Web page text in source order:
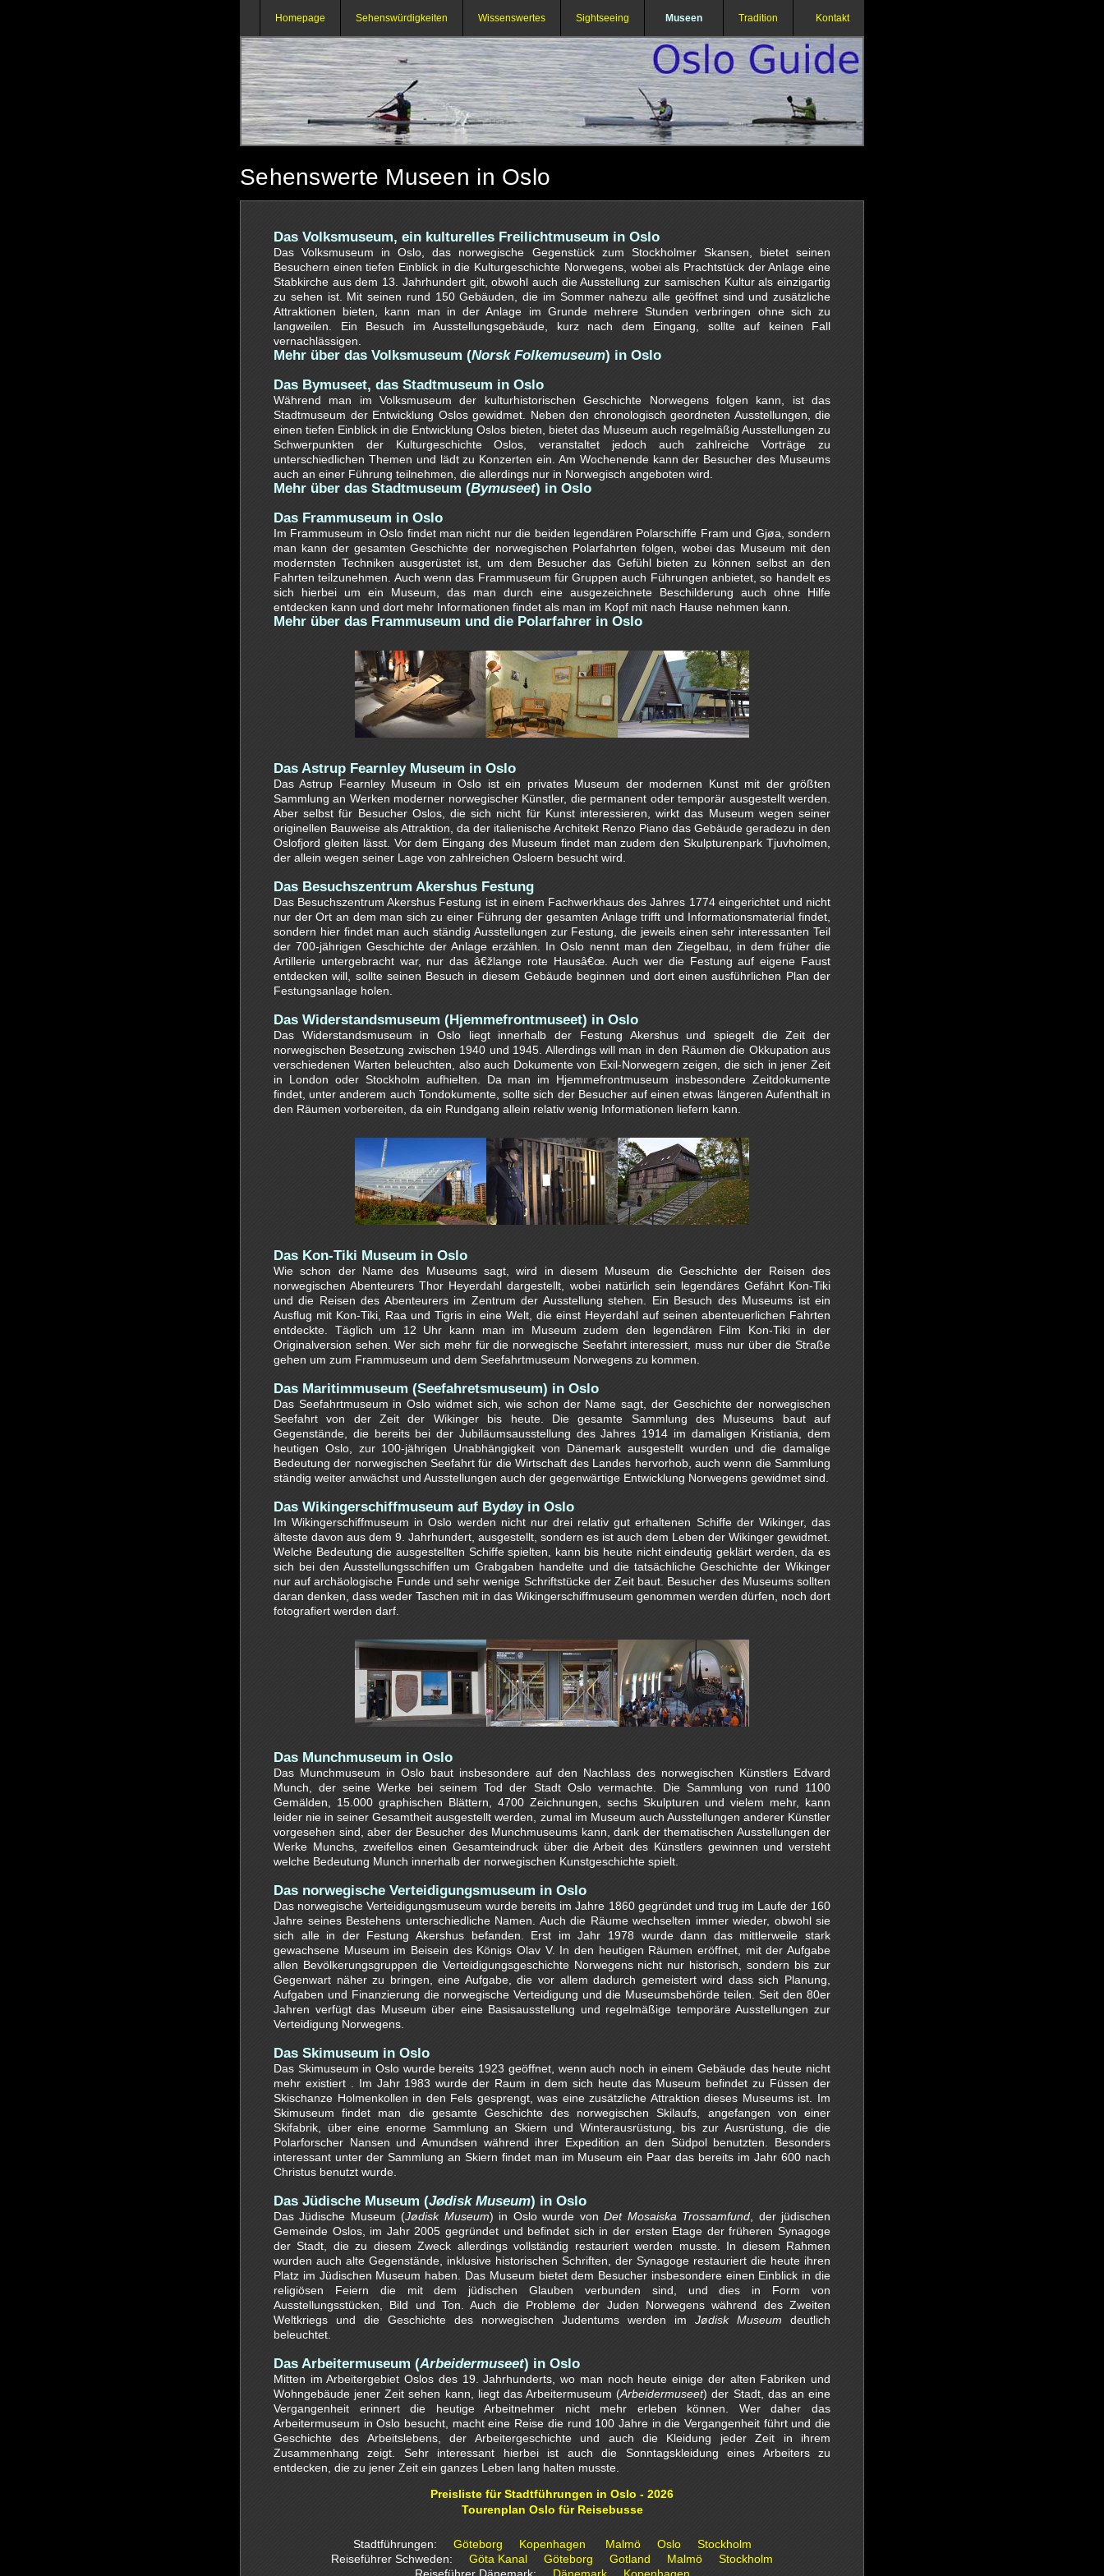
Kontakt
Tradition
Museen
Sightseeing
Wissenswertes
Sehenswürdigkeiten
Homepage
Sehenswerte Museen in Oslo
Das Volksmuseum, ein kulturelles Freilichtmuseum in Oslo
Das Volksmuseum in Oslo, das norwegische Gegenstück zum Stockholmer Skansen, bietet seinen
Besuchern einen tiefen Einblick in die Kulturgeschichte Norwegens, wobei als Prachtstück der Anlage eine
Stabkirche aus dem 13. Jahrhundert gilt, obwohl auch die Ausstellung zur samischen Kultur als einzigartig
zu sehen ist. Mit seinen rund 150 Gebäuden, die im Sommer nahezu alle geöffnet sind und zusätzliche
Attraktionen bieten, kann man in der Anlage im Grunde mehrere Stunden verbringen ohne sich zu
langweilen. Ein Besuch im Ausstellungsgebäude, kurz nach dem Eingang, sollte auf keinen Fall
vernachlässigen.
Mehr über das Volksmuseum (Norsk Folkemuseum) in Oslo
Das Bymuseet, das Stadtmuseum in Oslo
Während man im Volksmuseum der kulturhistorischen Geschichte Norwegens folgen kann, ist das
Stadtmuseum der Entwicklung Oslos gewidmet. Neben den chronologisch geordneten Ausstellungen, die
einen tiefen Einblick in die Entwicklung Oslos bieten, bietet das Museum auch regelmäßig Ausstellungen zu
Schwerpunkten der Kulturgeschichte Oslos, veranstaltet jedoch auch zahlreiche Vorträge zu
unterschiedlichen Themen und lädt zu Konzerten ein. Am Wochenende kann der Besucher des Museums
auch an einer Führung teilnehmen, die allerdings nur in Norwegisch angeboten wird.
Mehr über das Stadtmuseum (Bymuseet) in Oslo
Das Frammuseum in Oslo
Im Frammuseum in Oslo findet man nicht nur die beiden legendären Polarschiffe Fram und Gjøa, sondern
man kann der gesamten Geschichte der norwegischen Polarfahrten folgen, wobei das Museum mit den
modernsten Techniken ausgerüstet ist, um dem Besucher das Gefühl bieten zu können selbst an den
Fahrten teilzunehmen. Auch wenn das Frammuseum für Gruppen auch Führungen anbietet, so handelt es
sich hierbei um ein Museum, das man durch eine ausgezeichnete Beschilderung auch ohne Hilfe
entdecken kann und dort mehr Informationen findet als man im Kopf mit nach Hause nehmen kann.
Mehr über das Frammuseum und die Polarfahrer in Oslo
Das Astrup Fearnley Museum in Oslo
Das Astrup Fearnley Museum in Oslo ist ein privates Museum der modernen Kunst mit der größten
Sammlung an Werken moderner norwegischer Künstler, die permanent oder temporär ausgestellt werden.
Aber selbst für Besucher Oslos, die sich nicht für Kunst interessieren, wirkt das Museum wegen seiner
originellen Bauweise als Attraktion, da der italienische Architekt Renzo Piano das Gebäude geradezu in den
Oslofjord gleiten lässt. Vor dem Eingang des Museum findet man zudem den Skulpturenpark Tjuvholmen,
der allein wegen seiner Lage von zahlreichen Osloern besucht wird.
Das Besuchszentrum Akershus Festung
Das Besuchszentrum Akershus Festung ist in einem Fachwerkhaus des Jahres 1774 eingerichtet und nicht
nur der Ort an dem man sich zu einer Führung der gesamten Anlage trifft und Informationsmaterial findet,
sondern hier findet man auch ständig Ausstellungen zur Festung, die jeweils einen sehr interessanten Teil
der 700-jährigen Geschichte der Anlage erzählen. In Oslo nennt man den Ziegelbau, in dem früher die
Artillerie untergebracht war, nur das â€žlange rote Hausâ€œ. Auch wer die Festung auf eigene Faust
entdecken will, sollte seinen Besuch in diesem Gebäude beginnen und dort einen ausführlichen Plan der
Festungsanlage holen.
Das Widerstandsmuseum (Hjemmefrontmuseet) in Oslo
Das Widerstandsmuseum in Oslo liegt innerhalb der Festung Akershus und spiegelt die Zeit der
norwegischen Besetzung zwischen 1940 und 1945. Allerdings will man in den Räumen die Okkupation aus
verschiedenen Warten beleuchten, also auch Dokumente von Exil-Norwegern zeigen, die sich in jener Zeit
in London oder Stockholm aufhielten. Da man im Hjemmefrontmuseum insbesondere Zeitdokumente
findet, unter anderem auch Tondokumente, sollte sich der Besucher auf einen etwas längeren Aufenthalt in
den Räumen vorbereiten, da ein Rundgang allein relativ wenig Informationen liefern kann.
Das Kon-Tiki Museum in Oslo
Wie schon der Name des Museums sagt, wird in diesem Museum die Geschichte der Reisen des
norwegischen Abenteurers Thor Heyerdahl dargestellt, wobei natürlich sein legendäres Gefährt Kon-Tiki
und die Reisen des Abenteurers im Zentrum der Ausstellung stehen. Ein Besuch des Museums ist ein
Ausflug mit Kon-Tiki, Raa und Tigris in eine Welt, die einst Heyerdahl auf seinen abenteuerlichen Fahrten
entdeckte. Täglich um 12 Uhr kann man im Museum zudem den legendären Film Kon-Tiki in der
Originalversion sehen. Wer sich mehr für die norwegische Seefahrt interessiert, muss nur über die Straße
gehen um zum Frammuseum und dem Seefahrtmuseum Norwegens zu kommen.
Das Maritimmuseum (Seefahretsmuseum) in Oslo
Das Seefahrtmuseum in Oslo widmet sich, wie schon der Name sagt, der Geschichte der norwegischen
Seefahrt von der Zeit der Wikinger bis heute. Die gesamte Sammlung des Museums baut auf
Gegenstände, die bereits bei der Jubiläumsausstellung des Jahres 1914 im damaligen Kristiania, dem
heutigen Oslo, zur 100-jährigen Unabhängigkeit von Dänemark ausgestellt wurden und die damalige
Bedeutung der norwegischen Seefahrt für die Wirtschaft des Landes hervorhob, auch wenn die Sammlung
ständig weiter anwächst und Ausstellungen auch der gegenwärtige Entwicklung Norwegens gewidmet sind.
Das Wikingerschiffmuseum auf Bydøy in Oslo
Im Wikingerschiffmuseum in Oslo werden nicht nur drei relativ gut erhaltenen Schiffe der Wikinger, das
älteste davon aus dem 9. Jahrhundert, ausgestellt, sondern es ist auch dem Leben der Wikinger gewidmet.
Welche Bedeutung die ausgestellten Schiffe spielten, kann bis heute nicht eindeutig geklärt werden, da es
sich bei den Ausstellungsschiffen um Grabgaben handelte und die tatsächliche Geschichte der Wikinger
nur auf archäologische Funde und sehr wenige Schriftstücke der Zeit baut. Besucher des Museums sollten
daran denken, dass weder Taschen mit in das Wikingerschiffmuseum genommen werden dürfen, noch dort
fotografiert werden darf.
Das Munchmuseum in Oslo
Das Munchmuseum in Oslo baut insbesondere auf den Nachlass des norwegischen Künstlers Edvard
Munch, der seine Werke bei seinem Tod der Stadt Oslo vermachte. Die Sammlung von rund 1100
Gemälden, 15.000 graphischen Blättern, 4700 Zeichnungen, sechs Skulpturen und vielem mehr, kann
leider nie in seiner Gesamtheit ausgestellt werden, zumal im Museum auch Ausstellungen anderer Künstler
vorgesehen sind, aber der Besucher des Munchmuseums kann, dank der thematischen Ausstellungen der
Werke Munchs, zweifellos einen Gesamteindruck über die Arbeit des Künstlers gewinnen und versteht
welche Bedeutung Munch innerhalb der norwegischen Kunstgeschichte spielt.
Das norwegische Verteidigungsmuseum in Oslo
Das norwegische Verteidigungsmuseum wurde bereits im Jahre 1860 gegründet und trug im Laufe der 160
Jahre seines Bestehens unterschiedliche Namen. Auch die Räume wechselten immer wieder, obwohl sie
sich alle in der Festung Akershus befanden. Erst im Jahr 1978 wurde dann das mittlerweile stark
gewachsene Museum im Beisein des Königs Olav V. In den heutigen Räumen eröffnet, mit der Aufgabe
allen Bevölkerungsgruppen die Verteidigungsgeschichte Norwegens nicht nur historisch, sondern bis zur
Gegenwart näher zu bringen, eine Aufgabe, die vor allem dadurch gemeistert wird dass sich Planung,
Aufgaben und Finanzierung die norwegische Verteidigung und die Museumsbehörde teilen. Seit den 80er
Jahren verfügt das Museum über eine Basisausstellung und regelmäßige temporäre Ausstellungen zur
Verteidigung Norwegens.
Das Skimuseum in Oslo
Das Skimuseum in Oslo wurde bereits 1923 geöffnet, wenn auch noch in einem Gebäude das heute nicht
mehr existiert . Im Jahr 1983 wurde der Raum in dem sich heute das Museum befindet zu Füssen der
Skischanze Holmenkollen in den Fels gesprengt, was eine zusätzliche Attraktion dieses Museums ist. Im
Skimuseum findet man die gesamte Geschichte des norwegischen Skilaufs, angefangen von einer
Skifabrik, über eine enorme Sammlung an Skiern und Winterausrüstung, bis zur Ausrüstung, die die
Polarforscher Nansen und Amundsen während ihrer Expedition an den Südpol benutzten. Besonders
interessant unter der Sammlung an Skiern findet man im Museum ein Paar das bereits im Jahr 600 nach
Christus benutzt wurde.
Das Jüdische Museum (Jødisk Museum) in Oslo
Das Jüdische Museum (Jødisk Museum) in Oslo wurde vonDet Mosaiska Trossamfund , der jüdischen
Gemeinde Oslos, im Jahr 2005 gegründet und befindet sich in der ersten Etage der früheren Synagoge
der Stadt, die zu diesem Zweck allerdings vollständig restauriert werden musste. In diesem Rahmen
wurden auch alte Gegenstände, inklusive historischen Schriften, der Synagoge restauriert die heute ihren
Platz im Jüdischen Museum haben. Das Museum bietet dem Besucher insbesondere einen Einblick in die
religiösen Feiern die mit dem jüdischen Glauben verbunden sind, und dies in Form von
Ausstellungsstücken, Bild und Ton. Auch die Probleme der Juden Norwegens während des Zweiten
Weltkriegs und die Geschichte des norwegischen Judentums werden im Jødisk Museum deutlich
beleuchtet.
Das Arbeitermuseum (Arbeidermuseet) in Oslo
Mitten im Arbeitergebiet Oslos des 19. Jahrhunderts, wo man noch heute einige der alten Fabriken und
Wohngebäude jener Zeit sehen kann, liegt das Arbeitermuseum (Arbeidermuseet) der Stadt, das an eine
Vergangenheit erinnert die heutige Arbeitnehmer nicht mehr erleben können. Wer daher das
Arbeitermuseum in Oslo besucht, macht eine Reise die rund 100 Jahre in die Vergangenheit führt und die
Geschichte des Arbeitslebens, der Arbeitergeschichte und auch die Kleidung jeder Zeit in ihrem
Zusammenhang zeigt. Sehr interessant hierbei ist auch die Sonntagskleidung eines Arbeiters zu
entdecken, die zu jener Zeit ein ganzes Leben lang halten musste.
Preisliste für Stadtführungen in Oslo - 2026
Tourenplan Oslo für Reisebusse
Stadtführungen: Göteborg Kopenhagen Malmö Oslo
Stockholm
Reiseführer Schweden: Göta Kanal Göteborg Gotland Malmö
Stockholm